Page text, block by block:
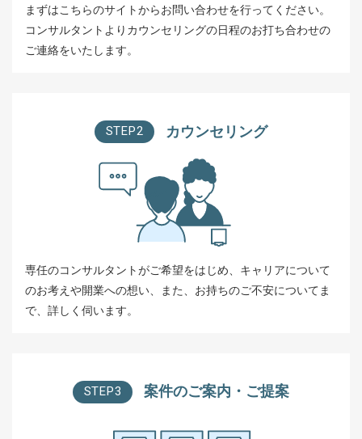
まずはこちらのサイトからお問い合わせを行ってください。
コンサルタントよりカウンセリングの日程のお打ち合わせの
ご連絡をいたします。
STEP2 カウンセリング
専任のコンサルタントがご希望をはじめ、キャリアについて
のお考えや開業への想い、また、お持ちのご不安についてま
で、詳しく伺います。
STEP3 案件のご案内・ご提案